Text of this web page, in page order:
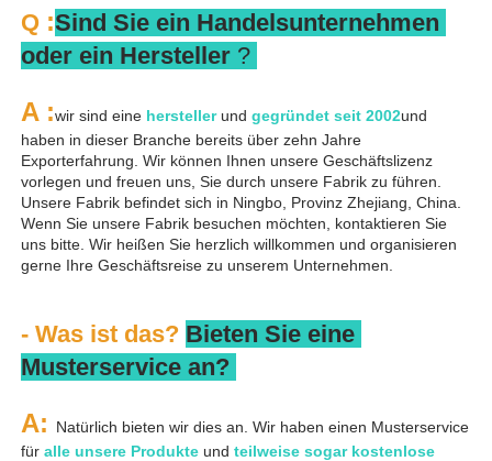
Q :Sind Sie ein Handelsunternehmen
oder ein Hersteller ?
A :wir sind eine hersteller und gegründet seit 2002und
haben in dieser Branche bereits über zehn Jahre
Exporterfahrung. Wir können Ihnen unsere Geschäftslizenz
vorlegen und freuen uns, Sie durch unsere Fabrik zu führen.
Unsere Fabrik befindet sich in Ningbo, Provinz Zhejiang, China.
Wenn Sie unsere Fabrik besuchen möchten, kontaktieren Sie
uns bitte. Wir heißen Sie herzlich willkommen und organisieren
gerne Ihre Geschäftsreise zu unserem Unternehmen.
- Was ist das? Bieten Sie eine
Musterservice an?
A:
Natürlich bieten wir dies an. Wir haben einen Musterservice
für alle unsere Produkte und teilweise sogar kostenlose